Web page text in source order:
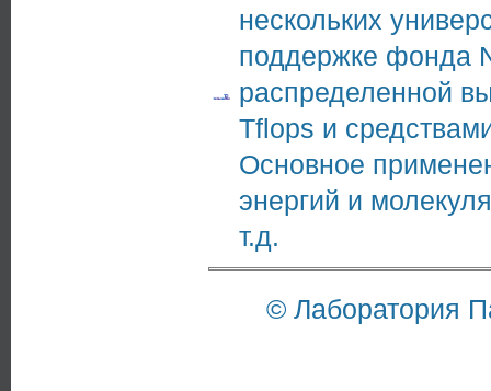
нескольких
поддержке фонда
распределенной
Tflops и
Основное
энергий и
т.д.
© Лаборатория